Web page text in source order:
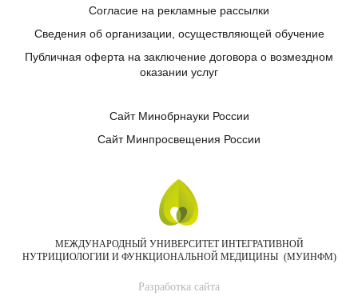
Согласие на рекламные рассылки
Сведения об организации, осуществляющей обучение
Публичная оферта на заключение договора о возмездном
оказании услуг
Сайт Минобрнауки России
Сайт Минпросвещения России
МЕЖДУНАРОДНЫЙ УНИВЕРСИТЕТ ИНТЕГРАТИВНОЙ
НУТРИЦИОЛОГИИ И ФУНКЦИОНАЛЬНОЙ МЕДИЦИНЫ (МУИНФМ)
Разработка сайта